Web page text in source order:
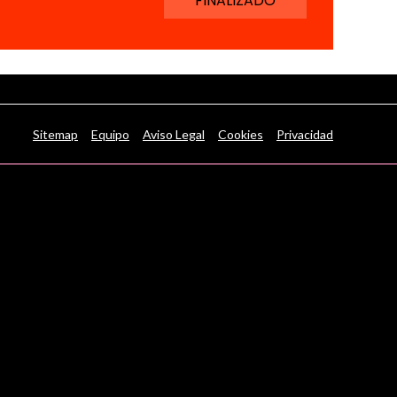
Sitemap Equipo Aviso Legal Cookies Privacidad